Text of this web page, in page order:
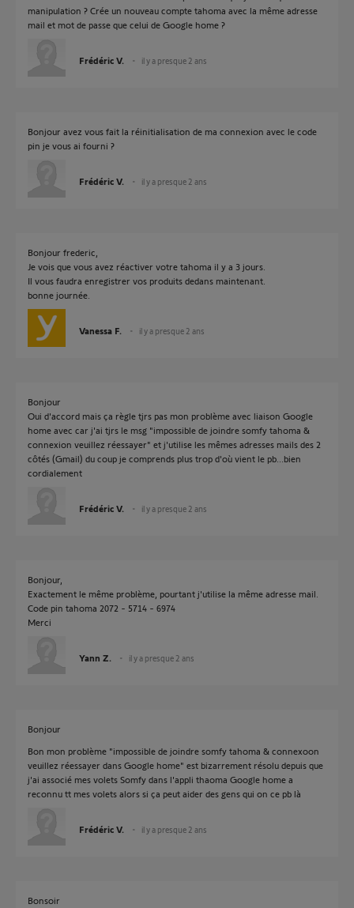
manipulation ? Crée un nouveau compte tahoma avec la même adresse
mail et mot de passe que celui de Google home ?
Frédéric V. il y a presque 2 ans
Bonjour avez vous fait la réinitialisation de ma connexion avec le code
pin je vous ai fourni ?
Frédéric V. il y a presque 2 ans
Bonjour frederic,
Je vois que vous avez réactiver votre tahoma il y a 3 jours.
Il vous faudra enregistrer vos produits dedans maintenant.
bonne journée.
Vanessa F. il y a presque 2 ans
Bonjour
Oui d'accord mais ça règle tjrs pas mon problème avec liaison Google
home avec car j'ai tjrs le msg "impossible de joindre somfy tahoma &
connexion veuillez réessayer" et j'utilise les mêmes adresses mails des 2
côtés (Gmail) du coup je comprends plus trop d'où vient le pb...bien
cordialement
Frédéric V. il y a presque 2 ans
Bonjour,
Exactement le même problème, pourtant j'utilise la même adresse mail.
Code pin tahoma 2072 - 5714 - 6974
Merci
Yann Z. il y a presque 2 ans
Bonjour
Bon mon problème "impossible de joindre somfy tahoma & connexoon
veuillez réessayer dans Google home" est bizarrement résolu depuis que
j'ai associé mes volets Somfy dans l'appli thaoma Google home a
reconnu tt mes volets alors si ça peut aider des gens qui on ce pb là
Frédéric V. il y a presque 2 ans
Bonsoir